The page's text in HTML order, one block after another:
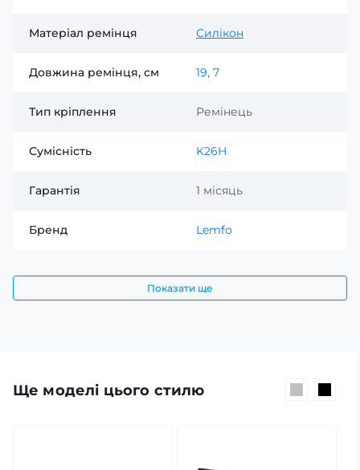
Матеріал ремінця Силікон
Довжина ремінця, см 19, 7
Тип кріплення Ремінець
Сумісність K26H
Гарантія 1 місяць
Бренд Lemfo
Показати ще
Ще моделі цього стилю